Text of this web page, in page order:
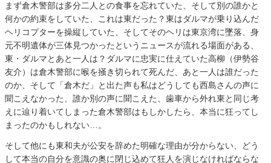
まず倉木警部は多分二人との食事を忘れていた、そして別の誰かと
何かの約束をしていた、これは東だった？東はダルマが乗り込んだ
ヘリコプターを操縦していた、そしてそのヘリは東京湾に墜落、身
元不明遺体が三体見つかったというニュースが流れる場面がある、
東・ダルマとあと一人は？ダルマに忠実に仕えていた高柳（伊勢谷
友介）は倉木警部に喉を掻き切られて死んだ、あと一人は誰だった
のか、そして「倉木だ」と出た声も私はどうしても西島さんの声に
聞こえなかった、誰か別の声に聞こえた、歯車から外れ東と同じ考
えに辿り着いてしまった倉木警部はもしかしたら、本当に狂ってし
まったのかもしれない…。
そして他にも東和夫が公安を辞めた明確な理由が分からない、どう
して本当の自分を意識の奥に閉じ込めて狂人を演じなければならな